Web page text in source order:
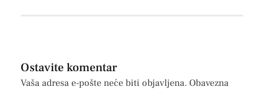
Ostavite komentar
Vaša adresa e-pošte neće biti objavljena. Obavezna